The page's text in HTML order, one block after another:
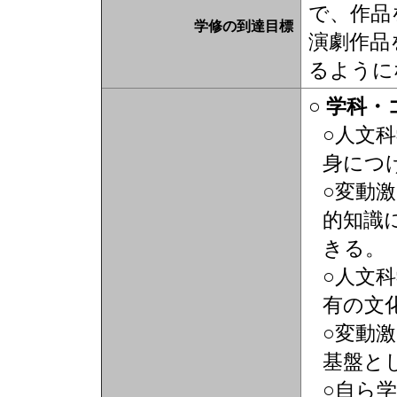
学修の到達目標
で、作
演劇作
るよう
○ 学科・
○人文
身につ
○変動
的知識
きる。
○人文
有の文
○変動
基盤と
○自ら